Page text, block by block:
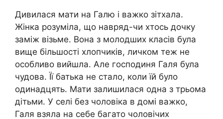
Дивилася мати на Галю і важко зітхала.
Жінка розуміла, що навряд-чи хтось дочку
заміж візьме. Вона з молодших класів була
вище більшості хлопчиків, личком теж не
особливо вийшла. Але господиня Галя була
чудова. Її батька не стало, коли їй було
одинадцять. Мати залишилася одна з трьома
дітьми. У селі без чоловіка в домі важко,
Галя взяла на себе багато чоловічих